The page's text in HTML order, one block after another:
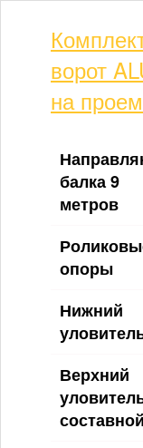
ворот
на
балка 9
метров
опоры
Нижний
Верхний
составной